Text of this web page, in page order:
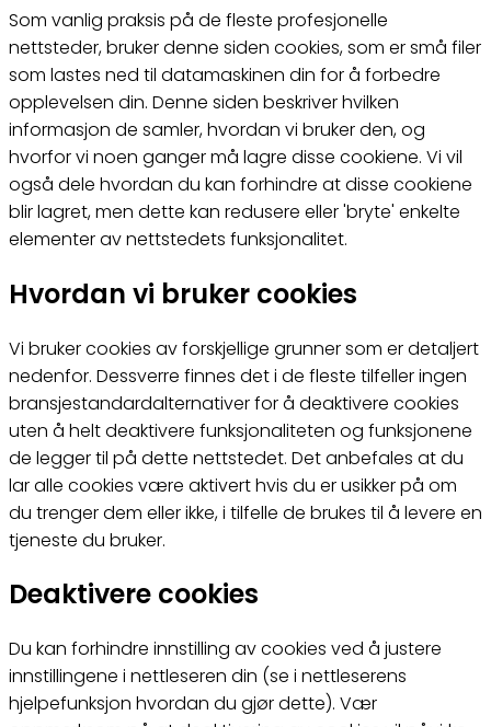
Som vanlig praksis på de fleste profesjonelle
nettsteder, bruker denne siden cookies, som er små filer
som lastes ned til datamaskinen din for å forbedre
opplevelsen din. Denne siden beskriver hvilken
informasjon de samler, hvordan vi bruker den, og
hvorfor vi noen ganger må lagre disse cookiene. Vi vil
også dele hvordan du kan forhindre at disse cookiene
blir lagret, men dette kan redusere eller 'bryte' enkelte
elementer av nettstedets funksjonalitet.
Hvordan vi bruker cookies
Vi bruker cookies av forskjellige grunner som er detaljert
nedenfor. Dessverre finnes det i de fleste tilfeller ingen
bransjestandardalternativer for å deaktivere cookies
uten å helt deaktivere funksjonaliteten og funksjonene
de legger til på dette nettstedet. Det anbefales at du
lar alle cookies være aktivert hvis du er usikker på om
du trenger dem eller ikke, i tilfelle de brukes til å levere en
tjeneste du bruker.
Deaktivere cookies
Du kan forhindre innstilling av cookies ved å justere
innstillingene i nettleseren din (se i nettleserens
hjelpefunksjon hvordan du gjør dette). Vær